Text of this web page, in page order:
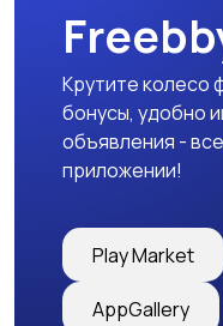
Детский транспорт
Крутите колесо
бонусы, удобно
объявления -
приложении!
Play Market
AppGallery